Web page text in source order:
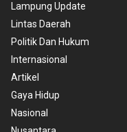
Lampung Update
Lintas Daerah
Politik Dan Hukum
Internasional
Artikel
Gaya Hidup
Nasional